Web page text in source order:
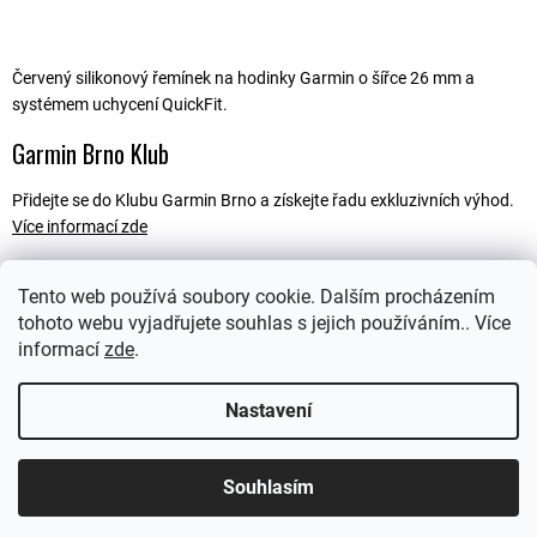
Tento web používá soubory cookie. Dalším procházením
tohoto webu vyjadřujete souhlas s jejich používáním.. Více
informací zde.
Nastavení
Souhlasím
Červený silikonový řemínek na hodinky Garmin o šířce 26 mm a
systémem uchycení QuickFit.
Garmin Brno Klub
Přidejte se do Klubu Garmin Brno a získejte řadu exkluzivních výhod.
Více informací zde
Popis